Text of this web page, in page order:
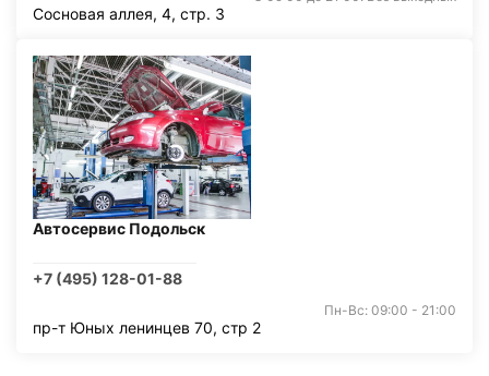
Сосновая аллея, 4, стр. 3
Автосервис Подольск
+7 (495) 128-01-88
Пн-Вс: 09:00 - 21:00
пр-т Юных ленинцев 70, стр 2